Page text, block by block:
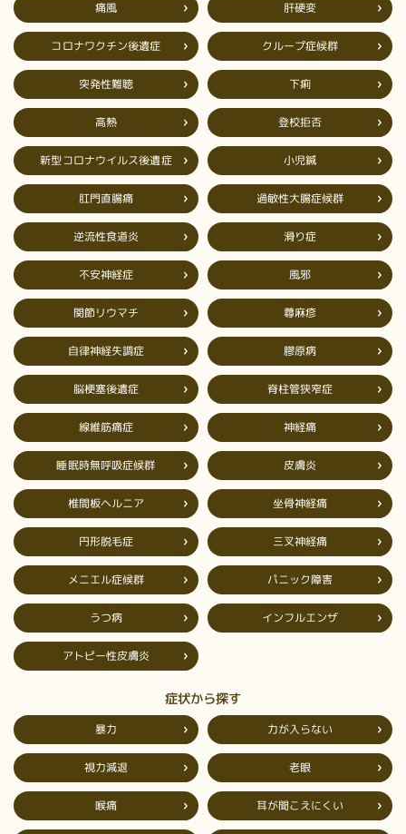
痛風 肝硬変
コロナワクチン後遺症 クループ症候群
突発性難聴 下痢
高熱 登校拒否
新型コロナウイルス後遺症 小児鍼
肛門直腸痛 過敏性大腸症候群
逆流性食道炎 滑り症
不安神経症 風邪
関節リウマチ 蕁麻疹
自律神経失調症 膠原病
脳梗塞後遺症 脊柱管狭窄症
線維筋痛症 神経痛
睡眠時無呼吸症候群 皮膚炎
椎間板ヘルニア 坐骨神経痛
円形脱毛症 三叉神経痛
メニエル症候群 パニック障害
うつ病 インフルエンザ
アトピー性皮膚炎
症状から探す
暴力 力が入らない
視力減退 老眼
喉痛 耳が聞こえにくい